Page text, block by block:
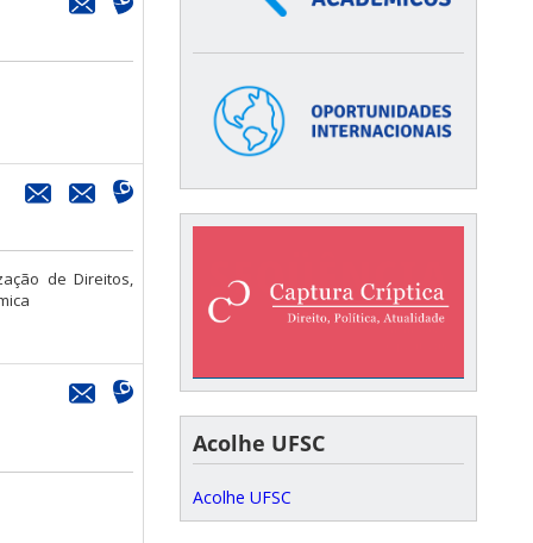
de Direitos,
Acolhe UFSC
Acolhe UFSC